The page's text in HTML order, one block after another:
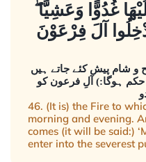
غُدُوًّا وَعَشِيًّا
آلَ فِرْعَوْنَ
و شام پیش کئے جاتے ہیں
ہوگا:) آلِ فرعون کو
46. (It is) the Fire to
morning and evening.
comes (it will be said:)
enter into the severest